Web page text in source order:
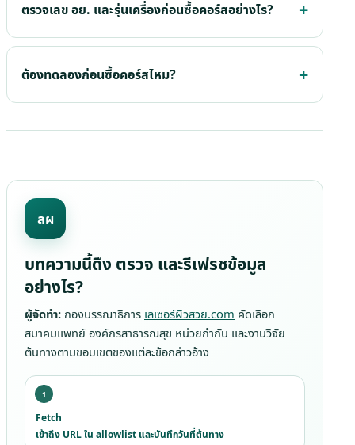
ตรวจเลข อย. และรุ่นเครื่องก่อนซื้อคอร์สอย่างไร?
ต้องทดลองก่อนซื้อคอร์สไหม?
ลผ
บทความนี้ดึง ตรวจ และรีเฟรชข้อมูล
อย่างไร?
ผู้จัดทำ: กองบรรณาธิการ เลเซอร์ผิวสวย.com คัดเลือก
สมาคมแพทย์ องค์กรสาธารณสุข หน่วยกำกับ และงานวิจัย
ต้นทางตามขอบเขตของแต่ละข้อกล่าวอ้าง
Fetch
เข้าถึง URL ใน allowlist และบันทึกวันที่ต้นทาง